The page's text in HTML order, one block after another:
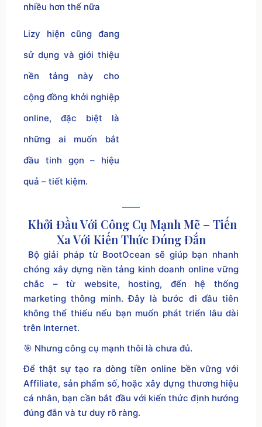
nhiều hơn thế nữa
Lizy hiện cũng đang
sử dụng và giới thiệu
nền tảng này cho
cộng đồng khởi nghiệp
online, đặc biệt là
những ai muốn bắt
đầu tinh gọn – hiệu
quả – tiết kiệm.
Khởi Đầu Với Công Cụ Mạnh Mẽ – Tiến
Xa Với Kiến Thức Đúng Đắn
Bộ giải pháp từ BootOcean sẽ giúp bạn nhanh
chóng xây dựng nền tảng kinh doanh online vững
chắc – từ website, hosting, đến hệ thống
marketing thông minh. Đây là bước đi đầu tiên
không thể thiếu nếu bạn muốn phát triển lâu dài
trên Internet.
🎯 Nhưng công cụ mạnh thôi là chưa đủ.
Để thật sự tạo ra dòng tiền online bền vững với
Affiliate, sản phẩm số, hoặc xây dựng thương hiệu
cá nhân, bạn cần bắt đầu với kiến thức định hướng
đúng đắn và tư duy rõ ràng.